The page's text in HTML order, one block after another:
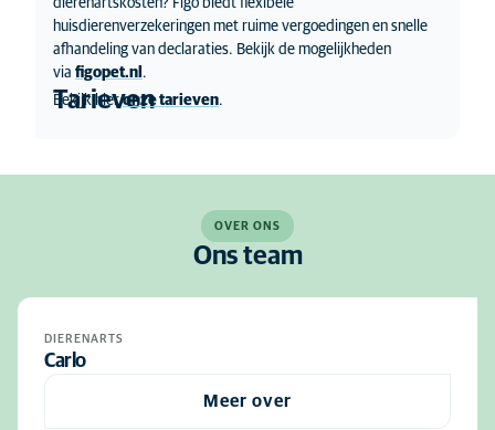
dierenartskosten? Figo biedt flexibele
huisdierenverzekeringen met ruime vergoedingen en snelle
afhandeling van declaraties. Bekijk de mogelijkheden
via figopet.nl .
Tarieven
Bekijk hieronze tarieven.
OVER ONS
Ons team
DIERENARTS
Carlo
Meer over